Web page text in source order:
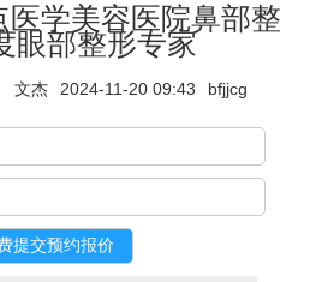
学美容医院鼻部整
眼部整形专家
文杰 2024-11-20 09:43 bfjjcg